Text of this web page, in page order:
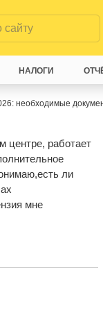
необходимые
центре, работает
ли
мне
НАЛОГИ